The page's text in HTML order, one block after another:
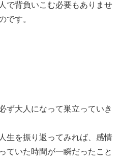
で背負いこむ必要もありませ
です。
ず大人になって巣立っていき
生を振り返ってみれば、感情
ていた時間が一瞬だったこと